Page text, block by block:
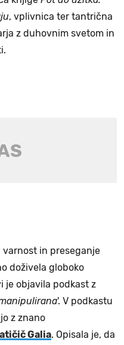
, vplivnica ter tantrična
z duhovnim svetom in
in preseganje
doživela globoko
je objavila podkast z
'. V podkastu
z znano
Galia. Opisala je, da